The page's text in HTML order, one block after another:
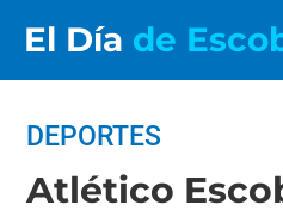
El Día de
DEPORTES
Atlético